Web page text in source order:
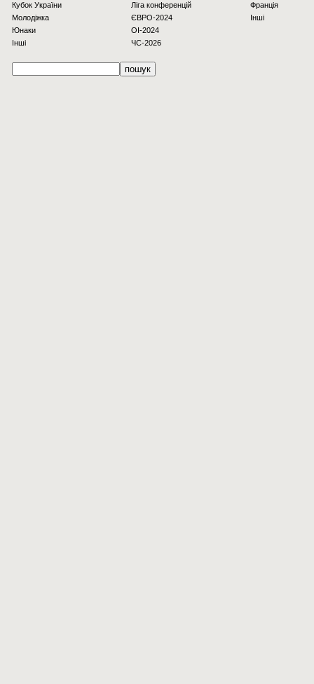
Кубок України
Молодіжка
Юнаки
Інші
Ліга конференцій
ЄВРО-2024
OI-2024
ЧС-2026
Франція
Інші